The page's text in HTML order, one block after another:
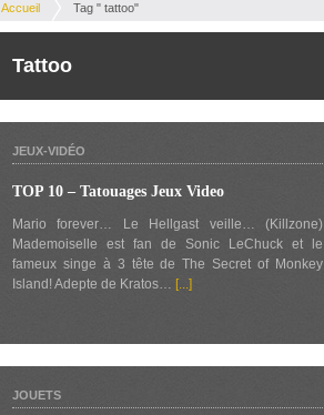
Accueil Tag " tattoo"
Tattoo
JEUX-VIDÉO
TOP 10 – Tatouages Jeux Video
Mario forever… Le Hellgast veille… (Killzone)
Mademoiselle est fan de Sonic LeChuck et le
fameux singe à 3 tête de The Secret of Monkey
Island! Adepte de Kratos… [...]
JOUETS